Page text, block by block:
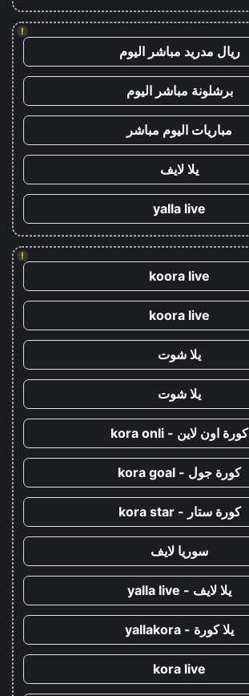
!
ريال مدريد مباشر اليوم
برشلونة مباشر اليوم
مباريات اليوم مباشر
يلا لايف
yalla live
!
koora live
koora live
يلا شوت
يلا شوت
كورة اون لاين - kora onli
كورة جول - kora goal
كورة ستار - kora star
سوريا لايف
يلا لايف - yalla live
يلا كورة - yallakora
kora live